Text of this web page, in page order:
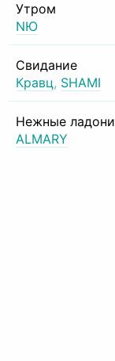
Утром
NЮ
Свидание
Кравц, SHAMI
Нежные ладони
ALMARY